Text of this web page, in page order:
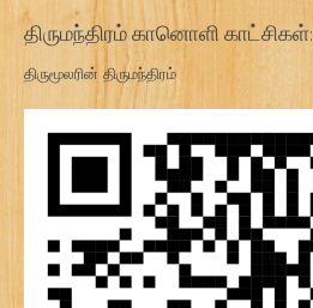
திருமந்திரம் கானொளி காட்சிகள்:
திருமூலரின் திருமந்திரம்